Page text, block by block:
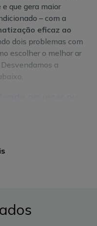
que gera maior
– com a
eficaz ao
dois problemas com
escolher o melhor ar
a
Que tipos de ar
numa única
o facto de não exigir